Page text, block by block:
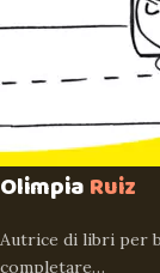
OlimpiaRuiz
Autrice di libri per
completare…